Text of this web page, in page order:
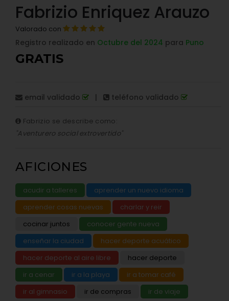
Fabrizio Enriquez Arauzo
Valorado con
Registro realizado en Octubre del 2024 para Puno
GRATIS
email validado | teléfono validado
Fabrizio se describe como:
"Aventurero social extrovertido"
AFICIONES
acudir a talleres
aprender un nuevo idioma
aprender cosas nuevas
charlar y reir
cocinar juntos
conocer gente nueva
enseñar la ciudad
hacer deporte acuático
hacer deporte al aire libre
hacer deporte
ir a cenar
ir a la playa
ir a tomar café
ir al gimnasio
ir de compras ir de viaje